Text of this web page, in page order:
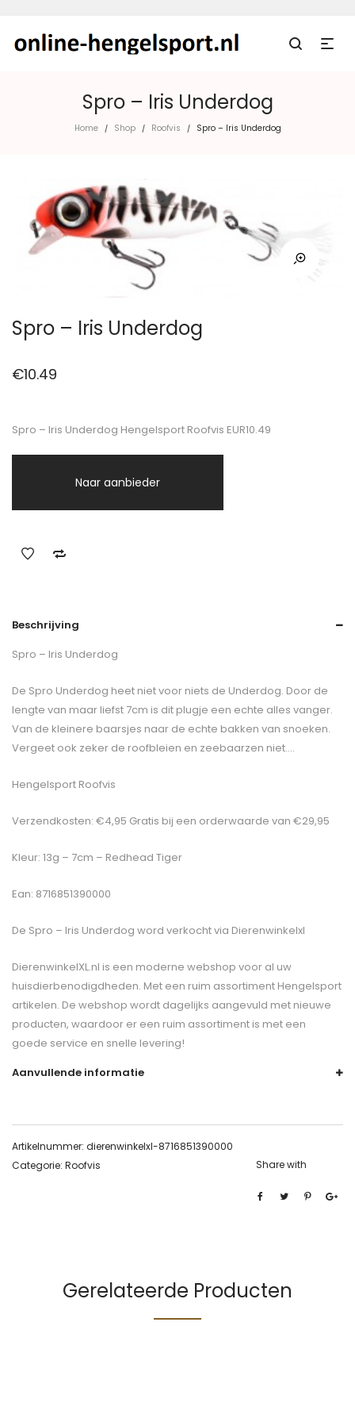
Spro – Iris Underdog
Home / Shop / Roofvis / Spro – Iris Underdog
Spro – Iris Underdog
€10.49
Spro – Iris Underdog Hengelsport Roofvis EUR10.49
Naar aanbieder
Beschrijving
Spro – Iris Underdog
De Spro Underdog heet niet voor niets de Underdog. Door de
lengte van maar liefst 7cm is dit plugje een echte alles vanger.
Van de kleinere baarsjes naar de echte bakken van snoeken.
Vergeet ook zeker de roofbleien en zeebaarzen niet….
Hengelsport Roofvis
Verzendkosten: €4,95 Gratis bij een orderwaarde van €29,95
Kleur: 13g – 7cm – Redhead Tiger
Ean: 8716851390000
De Spro – Iris Underdog word verkocht via Dierenwinkelxl
DierenwinkelXL.nl is een moderne webshop voor al uw
huisdierbenodigdheden. Met een ruim assortiment Hengelsport
artikelen. De webshop wordt dagelijks aangevuld met nieuwe
producten, waardoor er een ruim assortiment is met een
goede service en snelle levering!
Aanvullende informatie
Artikelnummer: dierenwinkelxl-8716851390000
Categorie: Roofvis Share with
Gerelateerde Producten